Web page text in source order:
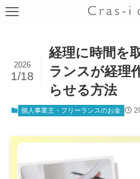
経理に時間を
ランスが経理
らせる方法
2026
1/18
個人事業主・フリーランスのお金